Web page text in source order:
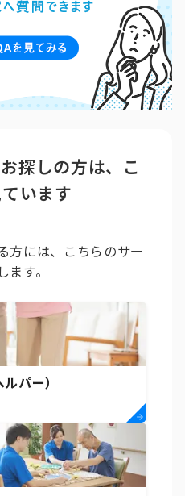
探しの方は、こ
います
方には、こちらのサー
ます。
パー）